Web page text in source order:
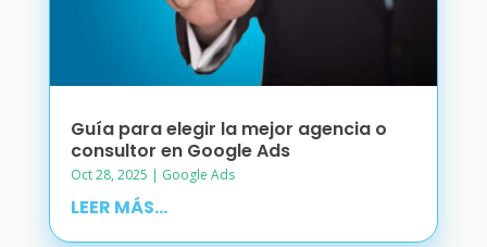
Guía para elegir la mejor agencia o
consultor en Google Ads
Oct 28, 2025 | Google Ads
LEER MÁS...